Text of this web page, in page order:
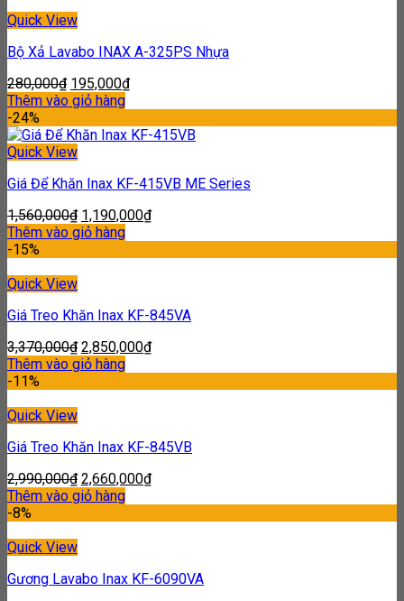
Quick View
Bộ Xả Lavabo INAX A-325PS Nhựa
280,000₫ 195,000₫
Thêm vào giỏ hàng
-24%
Quick View
Giá Để Khăn Inax KF-415VB ME Series
1,560,000₫ 1,190,000₫
Thêm vào giỏ hàng
-15%
Quick View
Giá Treo Khăn Inax KF-845VA
3,370,000₫ 2,850,000₫
Thêm vào giỏ hàng
-11%
Quick View
Giá Treo Khăn Inax KF-845VB
2,990,000₫ 2,660,000₫
Thêm vào giỏ hàng
-8%
Quick View
Gương Lavabo Inax KF-6090VA